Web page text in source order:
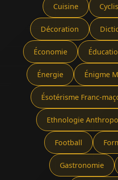
Cuisine
Décoration
Économie
Énergie Énigme
Ésotérisme Franc-
Ethnologie
Football
Gastronomie